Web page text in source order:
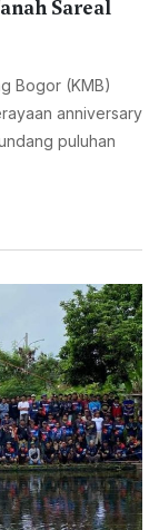
Sareal
Bogor (KMB)
anniversary
puluhan